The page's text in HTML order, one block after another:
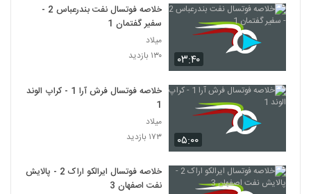
۰۳:۴۰
خلاصه فوتسال نفت بندرعباس 2 -
سفیر گفتمان 1
میلاد
۱۳۰ بازدید
۰۵:۰۰
خلاصه فوتسال فرش آرا 1 - کراپ الوند
1
میلاد
۱۷۳ بازدید
خلاصه فوتسال ایرالکو اراک 2 - پالایش
نفت اصفهان 3